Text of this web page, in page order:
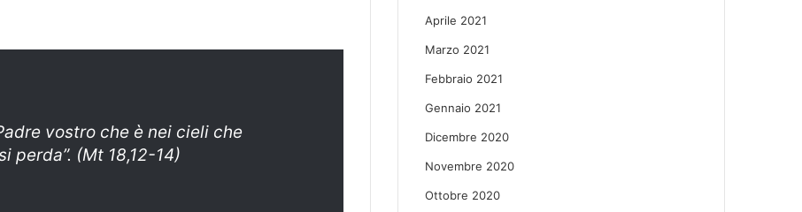
vostro che è nei cieli che
perda”. (Mt 18,12-14)
Aprile 2021
Marzo 2021
Febbraio 2021
Gennaio 2021
Dicembre 2020
Novembre 2020
Ottobre 2020